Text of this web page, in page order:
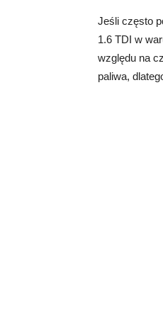
Jeśli często
1.6 TDI w
względu na
paliwa,